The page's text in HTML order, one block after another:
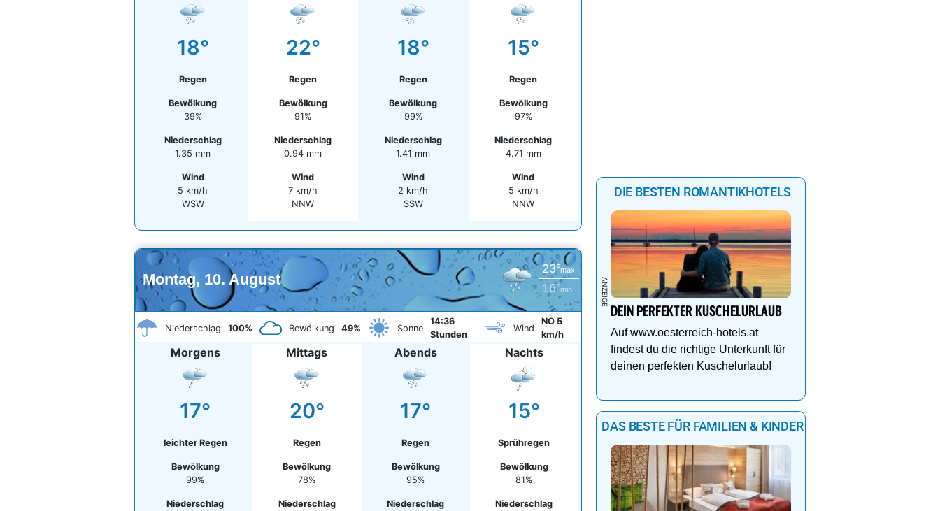
18°
Regen
Bewölkung
39%
Niederschlag
1.35 mm
Wind
5 km/h
WSW
22°
Regen
Bewölkung
91%
Niederschlag
0.94 mm
Wind
7 km/h
NNW
18°
Regen
Bewölkung
99%
Niederschlag
1.41 mm
Wind
2 km/h
SSW
15°
Regen
Bewölkung
97%
Niederschlag
4.71 mm
Wind
5 km/h
NNW
Montag, 10. August
23°max
16°min
Niederschlag 100% Bewölkung 49% Sonne
14:36
Stunden
Wind
NO 5
km/h
Morgens
17°
leichter Regen
Bewölkung
99%
Niederschlag
Mittags
20°
Regen
Bewölkung
78%
Niederschlag
Abends
17°
Regen
Bewölkung
95%
Niederschlag
Nachts
15°
Sprühregen
Bewölkung
81%
Niederschlag
DIE BESTEN ROMANTIKHOTELS
DEIN PERFEKTER KUSCHELURLAUB
Auf www.oesterreich-hotels.at
findest du die richtige Unterkunft für
deinen perfekten Kuschelurlaub!
DAS BESTE FÜR FAMILIEN & KINDER